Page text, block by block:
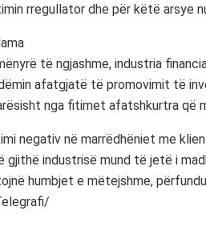
rregullator dhe për këtë arsye
të ngjashme, industria
afatgjatë të promovimit të
nga fitimet afatshkurtra që
negativ në marrëdhëniet me
gjithë industrisë mund të jetë i
humbjet e mëtejshme,